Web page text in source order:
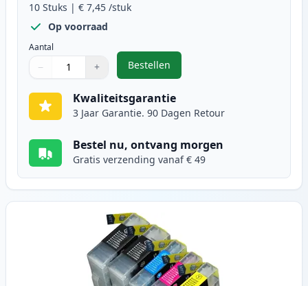
10 Stuks | € 7,45 /stuk
Op voorraad
Aantal
Gebruik de knoppen om aan te passen
− +
1
Bestellen
,10 stuks Brother LC1240
Kwaliteitsgarantie
3 Jaar Garantie. 90 Dagen Retour
Bestel nu, ontvang morgen
Gratis verzending vanaf € 49